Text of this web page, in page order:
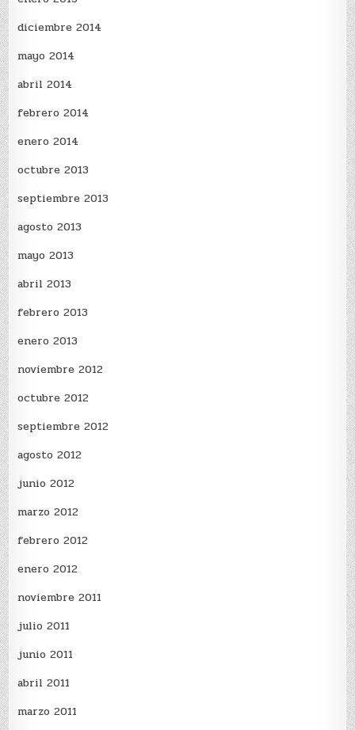
diciembre 2014
mayo 2014
abril 2014
febrero 2014
enero 2014
octubre 2013
septiembre 2013
agosto 2013
mayo 2013
abril 2013
febrero 2013
enero 2013
noviembre 2012
octubre 2012
septiembre 2012
agosto 2012
junio 2012
marzo 2012
febrero 2012
enero 2012
noviembre 2011
julio 2011
junio 2011
abril 2011
marzo 2011